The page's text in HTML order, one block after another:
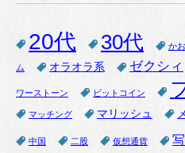
20代 30代 か
ム オラオラ系 ゼクシィ
ワーストーン ビットコイン
マッチング マリッシュ
中国 二股 仮想通貨